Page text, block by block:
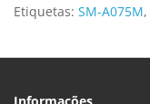
Etiquetas: SM-A075M,